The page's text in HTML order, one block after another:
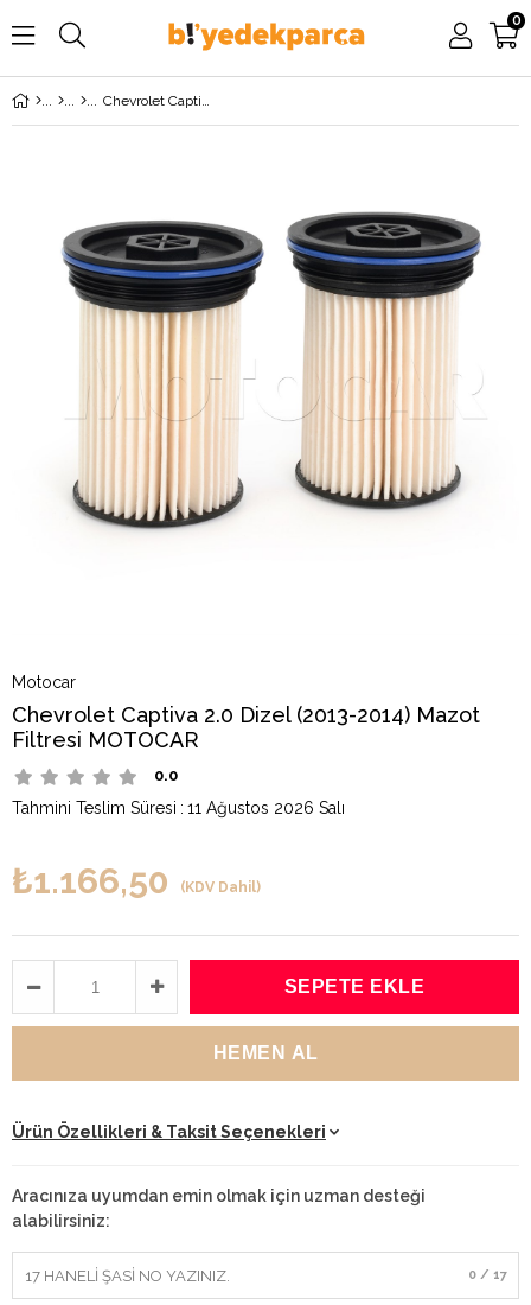
0
Chevrolet Captiva 2.0 Dizel (2013-2014) Mazot Filtresi MOTOCAR
Motocar
Chevrolet Captiva 2.0 Dizel (2013-2014) Mazot
Filtresi MOTOCAR
0.0
Tahmini Teslim Süresi : 11 Ağustos 2026 Salı
₺1.166,50 (KDV Dahil)
Ürün Özellikleri & Taksit Seçenekleri
Aracınıza uyumdan emin olmak için uzman desteği
alabilirsiniz:
0 / 17